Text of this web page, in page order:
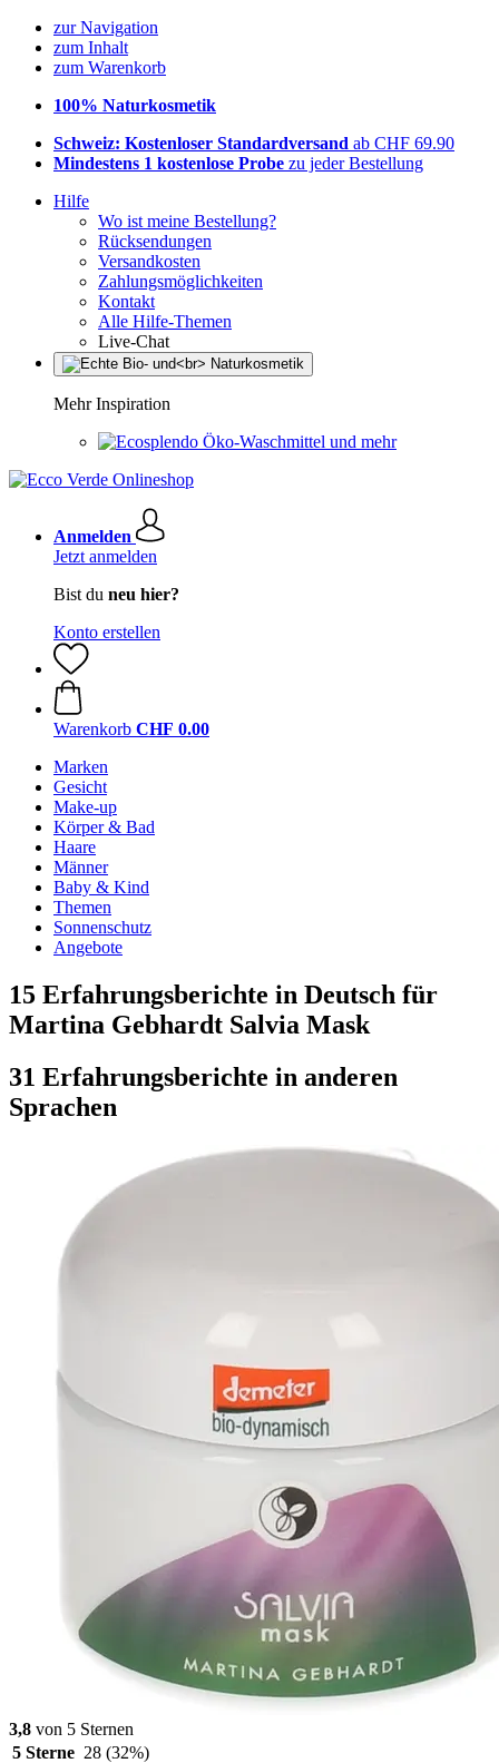
zur Navigation
zum Inhalt
zum Warenkorb
100% Naturkosmetik
Schweiz: Kostenloser Standardversand ab CHF 69.90
Mindestens 1 kostenlose Probe zu jeder Bestellung
Hilfe
Wo ist meine Bestellung?
Rücksendungen
Versandkosten
Zahlungsmöglichkeiten
Kontakt
Alle Hilfe-Themen
Live-Chat
Mehr Inspiration
Öko-Waschmittel und mehr
Anmelden
Jetzt anmelden
Bist du neu hier?
Konto erstellen
Warenkorb CHF 0.00
Marken
Gesicht
Make-up
Körper & Bad
Haare
Männer
Baby & Kind
Themen
Sonnenschutz
Angebote
15 Erfahrungsberichte in Deutsch für
Martina Gebhardt Salvia Mask
31 Erfahrungsberichte in anderen
Sprachen
3,8 von 5 Sternen
5 Sterne 28 (32%)